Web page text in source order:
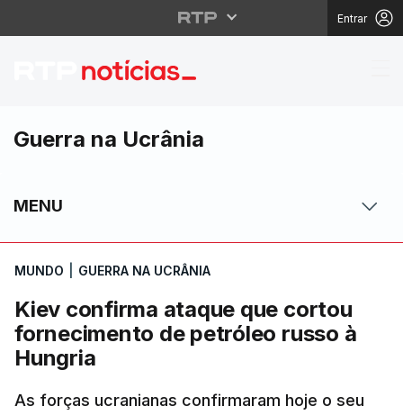
Entrar
Kiev confirma ataque
Guerra na Ucrânia
MENU
MUNDO GUERRA NA UCRÂNIA
Kiev confirma ataque que cortou
fornecimento de petróleo russo à
Hungria
As forças ucranianas confirmaram hoje o seu